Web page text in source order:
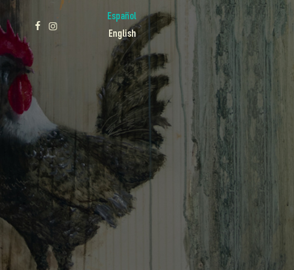
Español
English